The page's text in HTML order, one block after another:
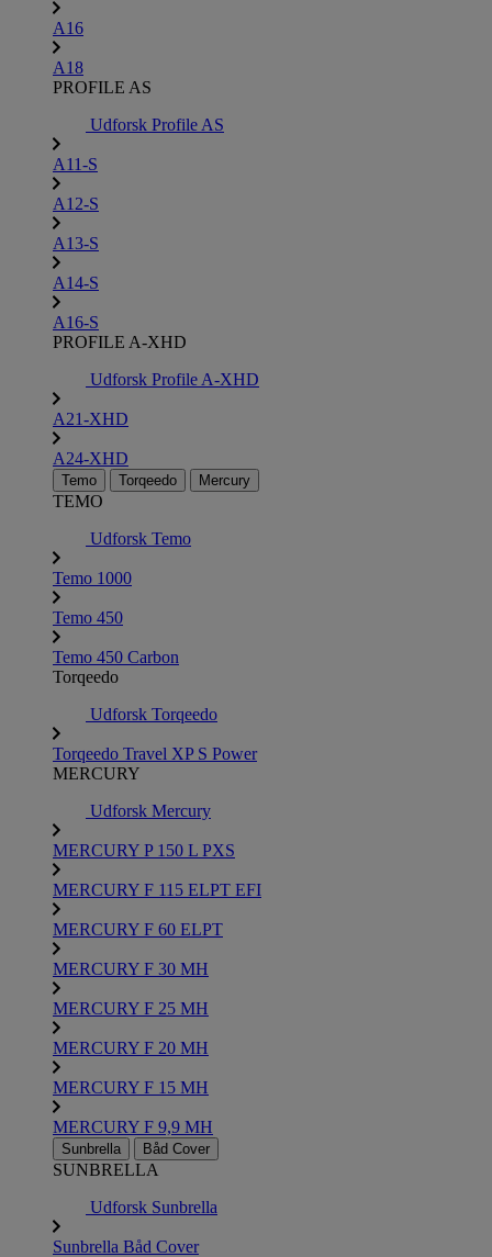
A16
A18
PROFILE AS
Udforsk Profile AS
A11-S
A12-S
A13-S
A14-S
A16-S
PROFILE A-XHD
Udforsk Profile A-XHD
A21-XHD
A24-XHD
Temo Torqeedo Mercury
TEMO
Udforsk Temo
Temo 1000
Temo 450
Temo 450 Carbon
Torqeedo
Udforsk Torqeedo
Torqeedo Travel XP S Power
MERCURY
Udforsk Mercury
MERCURY P 150 L PXS
MERCURY F 115 ELPT EFI
MERCURY F 60 ELPT
MERCURY F 30 MH
MERCURY F 25 MH
MERCURY F 20 MH
MERCURY F 15 MH
MERCURY F 9,9 MH
Sunbrella Båd Cover
SUNBRELLA
Udforsk Sunbrella
Sunbrella Båd Cover